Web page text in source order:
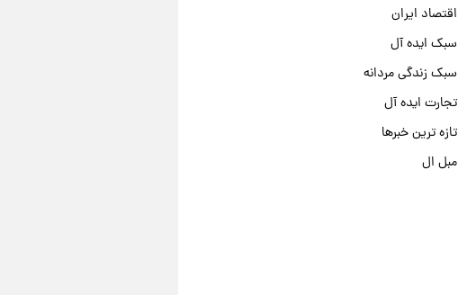
اقتصاد ایران
سبک ایده آل
سبک زندگی مردانه
تجارت ایده آل
تازه ترین خبرها
مبل ال